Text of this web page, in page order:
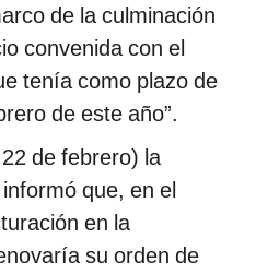
de la culminación
convenida con el
tenía como plazo de
de este año”.
de febrero) la
que, en el
en la
su orden de